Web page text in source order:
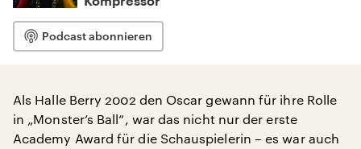
Podcast abonnieren
Als Halle Berry 2002 den Oscar gewann für ihre Rolle
in „Monster’s Ball“, war das nicht nur der erste
Academy Award für die Schauspielerin – es war auch